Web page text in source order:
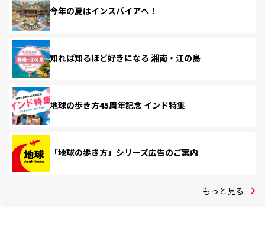
今年の夏はインスパイアへ！
知れば知るほど好きになる 湘南・江の島
地球の歩き方45周年記念 インド特集
「地球の歩き方」シリーズ広告のご案内
もっと見る